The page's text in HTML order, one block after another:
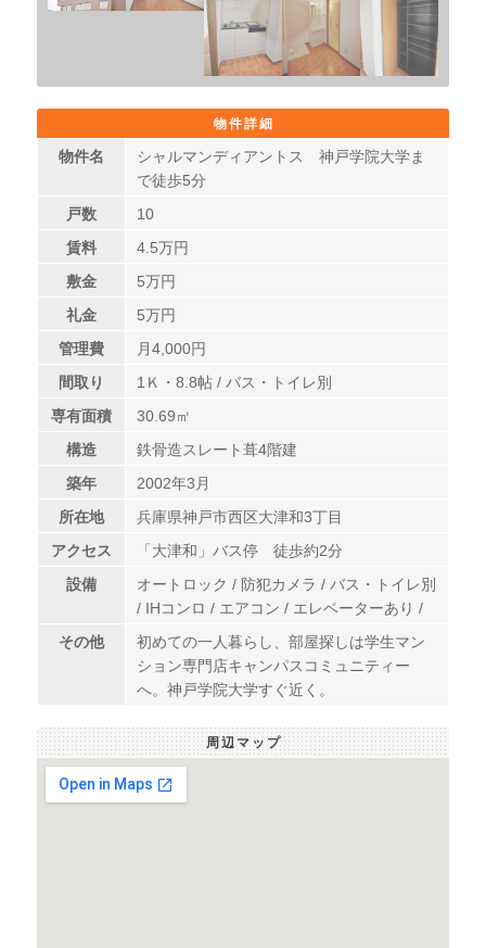
物件詳細
物件名
シャルマンディアントス 神戸学院大学ま
で徒歩5分
戸数
10
賃料
4.5万円
敷金
5万円
礼金
5万円
管理費
月4,000円
間取り
1Ｋ・8.8帖 / バス・トイレ別
専有面積
30.69㎡
構造
鉄骨造スレート葺4階建
築年
2002年3月
所在地
兵庫県神戸市西区大津和3丁目
アクセス
「大津和」バス停 徒歩約2分
設備
オートロック / 防犯カメラ / バス・トイレ別
/ IHコンロ / エアコン / エレベーターあり /
その他
初めての一人暮らし、部屋探しは学生マン
ション専門店キャンパスコミュニティー
へ。神戸学院大学すぐ近く。
周辺マップ